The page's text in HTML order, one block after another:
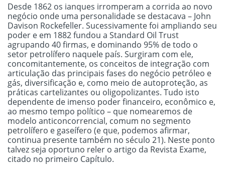
Desde 1862 os ianques irromperam a corrida ao novo
negócio onde uma personalidade se destacava – John
Davison Rockefeller. Sucessivamente foi ampliando seu
poder e em 1882 fundou a Standard Oil Trust
agrupando 40 firmas, e dominando 95% de todo o
setor petrolífero naquele país. Surgiram com ele,
concomitantemente, os conceitos de integração com
articulação das principais fases do negócio petróleo e
gás, diversificação e, como meio de autoproteção, as
práticas cartelizantes ou oligopolizantes. Tudo isto
dependente de imenso poder financeiro, econômico e,
ao mesmo tempo político – que nomearemos de
modelo anticoncorrencial, comum no segmento
petrolífero e gaseífero (e que, podemos afirmar,
continua presente também no século 21). Neste ponto
talvez seja oportuno reler o artigo da Revista Exame,
citado no primeiro Capítulo.